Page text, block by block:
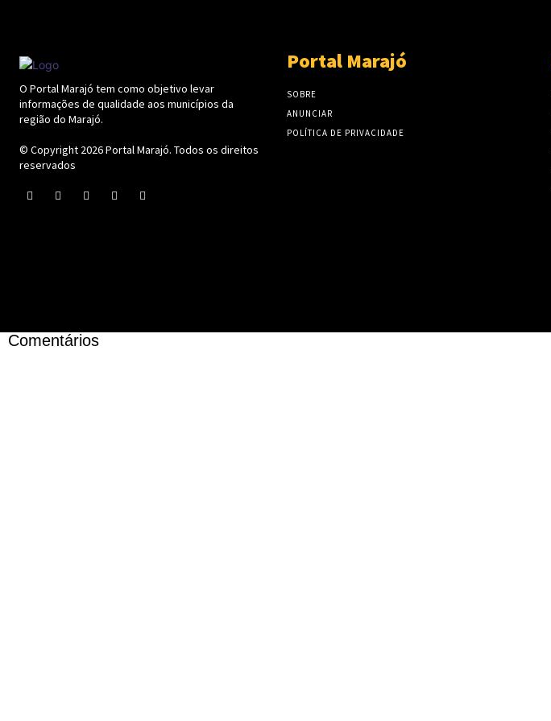
O Portal Marajó tem como objetivo levar
informações de qualidade aos municípios da
região do Marajó.
© Copyright 2026Portal Marajó. Todos os direitos
reservados
Portal Marajó
SOBRE
ANUNCIAR
POLÍTICA DE PRIVACIDADE
Comentários